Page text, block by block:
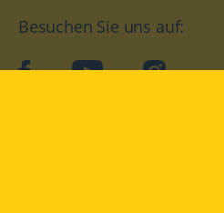
Besuchen Sie uns auf:
facebookYouTube Instagram